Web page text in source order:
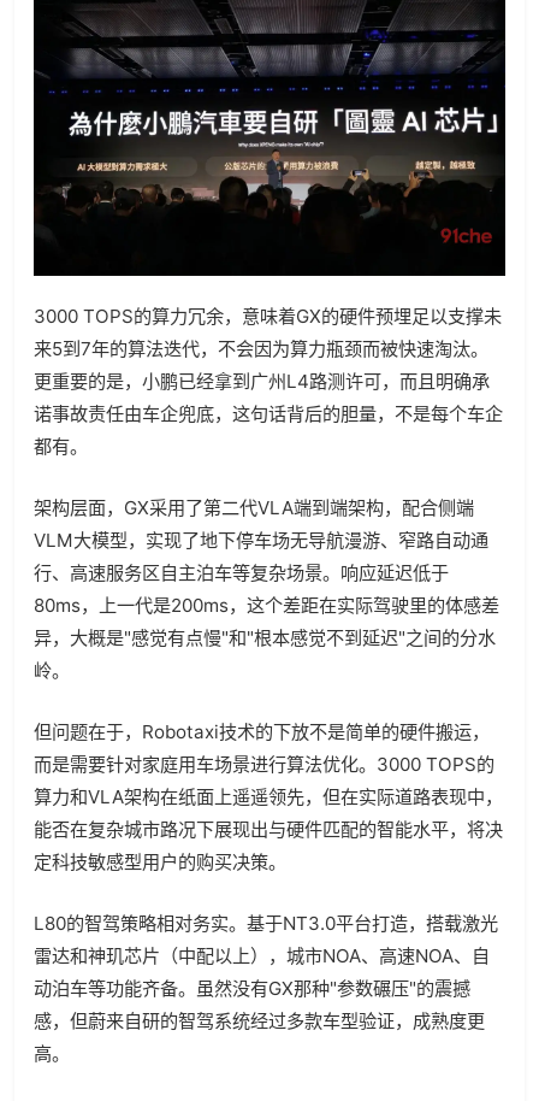
3000 TOPS的算力冗余，意味着GX的硬件预埋足以支撑未
来5到7年的算法迭代，不会因为算力瓶颈而被快速淘汰。
更重要的是，小鹏已经拿到广州L4路测许可，而且明确承
诺事故责任由车企兜底，这句话背后的胆量，不是每个车企
都有。
架构层面，GX采用了第二代VLA端到端架构，配合侧端
VLM大模型，实现了地下停车场无导航漫游、窄路自动通
行、高速服务区自主泊车等复杂场景。响应延迟低于
80ms，上一代是200ms，这个差距在实际驾驶里的体感差
异，大概是"感觉有点慢"和"根本感觉不到延迟"之间的分水
岭。
但问题在于，Robotaxi技术的下放不是简单的硬件搬运，
而是需要针对家庭用车场景进行算法优化。3000 TOPS的
算力和VLA架构在纸面上遥遥领先，但在实际道路表现中，
能否在复杂城市路况下展现出与硬件匹配的智能水平，将决
定科技敏感型用户的购买决策。
L80的智驾策略相对务实。基于NT3.0平台打造，搭载激光
雷达和神玑芯片（中配以上），城市NOA、高速NOA、自
动泊车等功能齐备。虽然没有GX那种"参数碾压"的震撼
感，但蔚来自研的智驾系统经过多款车型验证，成熟度更
高。